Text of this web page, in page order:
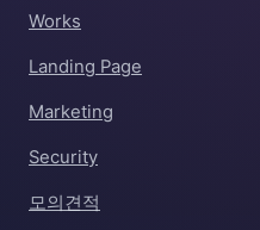
Works
Landing Page
Marketing
Security
모의견적